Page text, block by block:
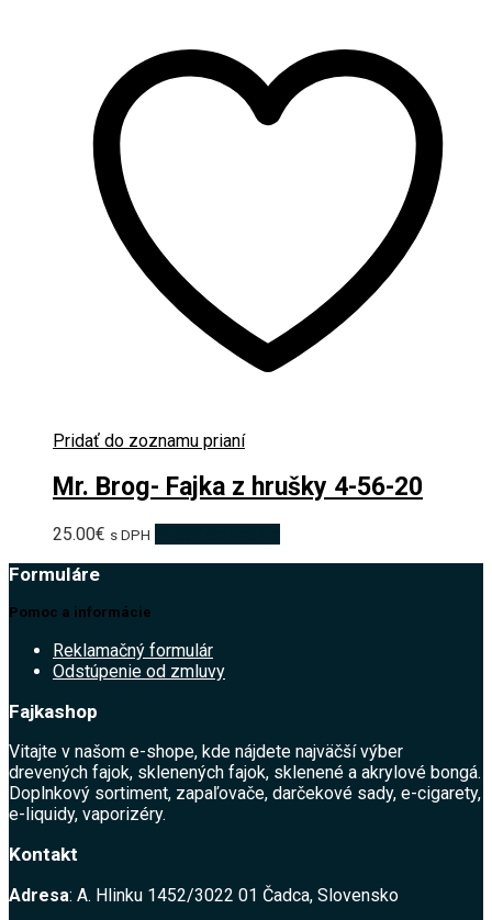
Pridať do zoznamu prianí
Mr. Brog- Fajka z hrušky 4-56-20
25.00€ s DPH
Formuláre
Pomoc a informácie
Reklamačný formulár
Odstúpenie od zmluvy
Fajkashop
Vitajte v našom e-shope, kde nájdete najväčší výber
drevených fajok, sklenených fajok, sklenené a akrylové bongá.
Doplnkový sortiment, zapaľovače, darčekové sady, e-cigarety,
e-liquidy, vaporizéry.
Kontakt
Adresa: A. Hlinku 1452/3022 01 Čadca, Slovensko